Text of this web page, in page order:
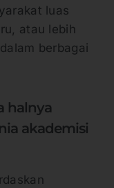
luas
atau lebih
berbagai
halnya
akademisi